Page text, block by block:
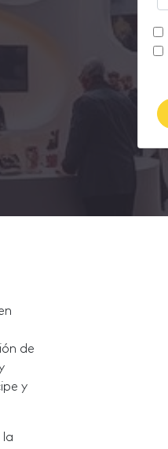
e
i
l
u
t
e
f
o
o
de
y
la